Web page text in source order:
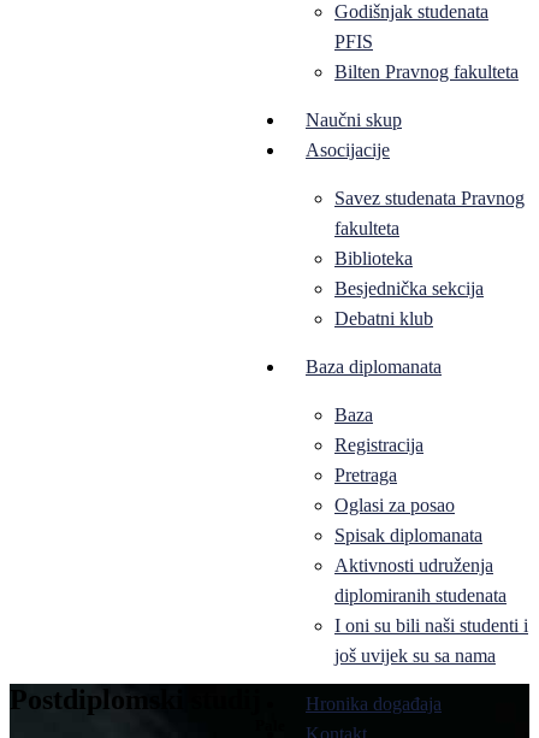
Godišnjak studenata
PFIS
Bilten Pravnog fakulteta
Naučni skup
Asocijacije
Savez studenata Pravnog
fakulteta
Biblioteka
Besjednička sekcija
Debatni klub
Baza diplomanata
Baza
Registracija
Pretraga
Oglasi za posao
Spisak diplomanata
Aktivnosti udruženja
diplomiranih studenata
I oni su bili naši studenti i
još uvijek su sa nama
Hronika događaja
Kontakt
Postdiplomski studij